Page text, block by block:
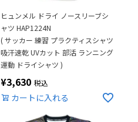
ヒュンメル ドライ ノースリーブシ
ャツ HAP1224N
( サッカー 練習 プラクティスシャツ
吸汗速乾 UVカット 部活 ランニング
運動 ドライシャツ )
¥3,630 税込
カートに入れる